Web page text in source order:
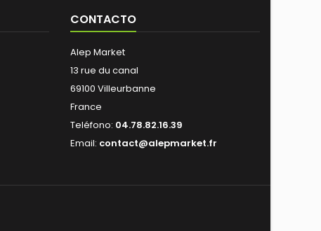
CONTACTO
Alep Market
13 rue du canal
69100 Villeurbanne
France
Teléfono: 04.78.82.16.39
Email: contact@alepmarket.fr